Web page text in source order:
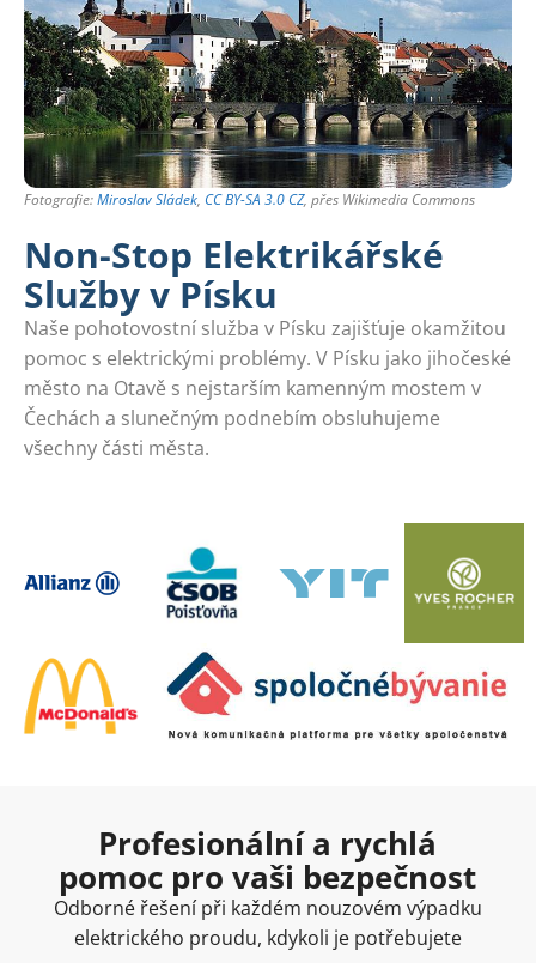
Fotografie:Miroslav Sládek, CC BY-SA 3.0 CZ, přes Wikimedia Commons
Non-Stop Elektrikářské
Služby v Písku
Naše pohotovostní služba v Písku zajišťuje okamžitou
pomoc s elektrickými problémy. V Písku jako jihočeské
město na Otavě s nejstarším kamenným mostem v
Čechách a slunečným podnebím obsluhujeme
všechny části města.
Profesionální a rychlá
pomoc pro vaši bezpečnost
Odborné řešení při každém nouzovém výpadku
elektrického proudu, kdykoli je potřebujete